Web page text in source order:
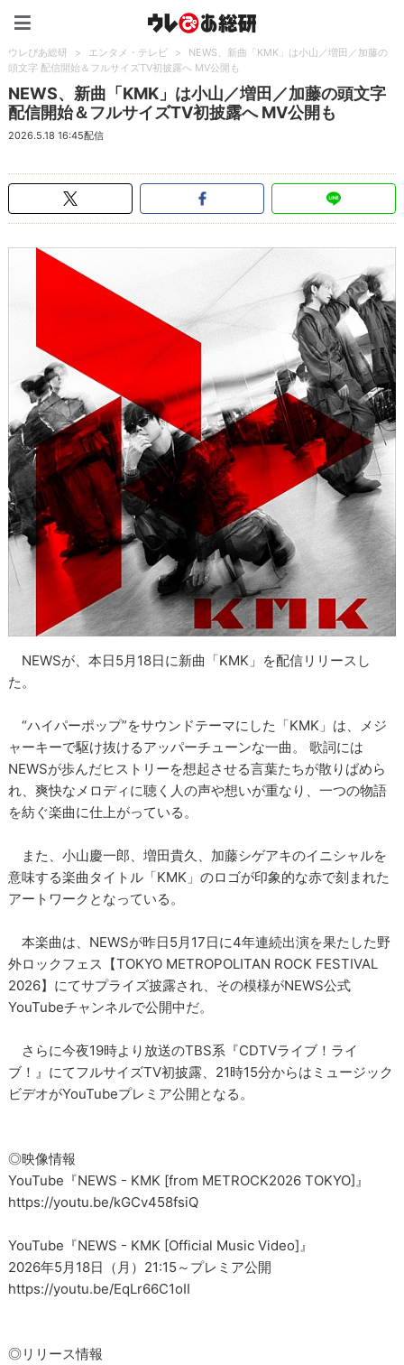
ウレぴあ総研 > エンタメ・テレビ >
NEWS、新曲「KMK」は小山／増田／加藤の
頭文字 配信開始＆フルサイズTV初披露へ MV公開も
NEWS、新曲「KMK」は小山／増田／加藤の頭文字
配信開始＆フルサイズTV初披露へ MV公開も
2026.5.18 16:45配信
NEWSが、本日5月18日に新曲「KMK」を配信リリースし
た。
“ハイパーポップ”をサウンドテーマにした「KMK」は、メジ
ャーキーで駆け抜けるアッパーチューンな一曲。 歌詞には
NEWSが歩んだヒストリーを想起させる言葉たちが散りばめら
れ、爽快なメロディに聴く人の声や想いが重なり、一つの物語
を紡ぐ楽曲に仕上がっている。
また、小山慶一郎、増田貴久、加藤シゲアキのイニシャルを
意味する楽曲タイトル「KMK」のロゴが印象的な赤で刻まれた
アートワークとなっている。
本楽曲は、NEWSが昨日5月17日に4年連続出演を果たした野
外ロックフェス【TOKYO METROPOLITAN ROCK FESTIVAL
2026】にてサプライズ披露され、その模様がNEWS公式
YouTubeチャンネルで公開中だ。
さらに今夜19時より放送のTBS系『CDTVライブ！ライ
ブ！』にてフルサイズTV初披露、21時15分からはミュージック
ビデオがYouTubeプレミア公開となる。
◎映像情報
YouTube『NEWS - KMK [from METROCK2026 TOKYO]』
https://youtu.be/kGCv458fsiQ
YouTube『NEWS - KMK [Official Music Video]』
2026年5月18日（月）21:15～プレミア公開
https://youtu.be/EqLr66C1oII
◎リリース情報